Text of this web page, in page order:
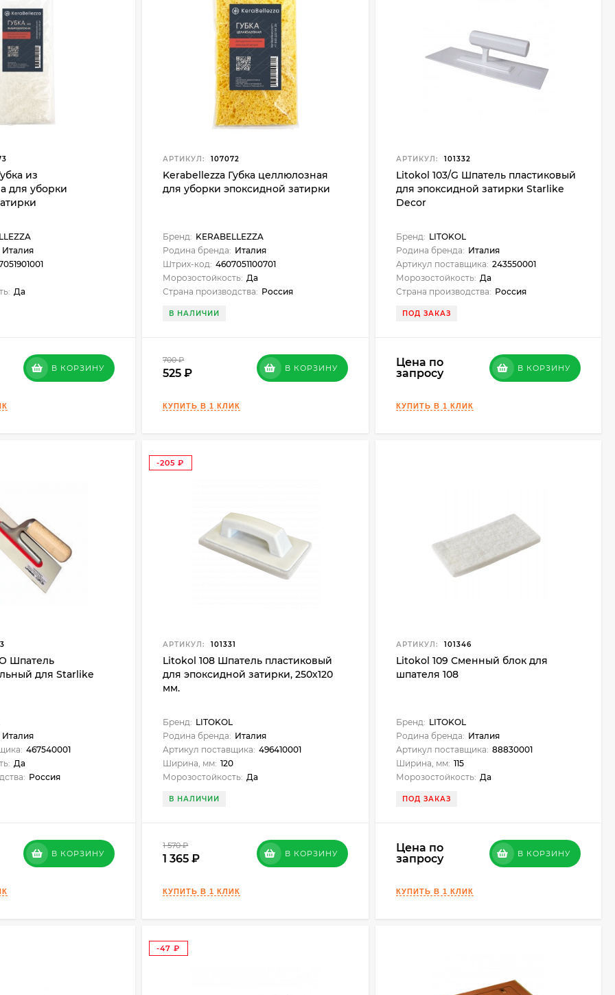
из
для уборки
Италия
Да
В КОРЗИНУ
АРТИКУЛ: 107072
Kerabellezza Губка целлюлозная
для уборки эпоксидной затирки
Бренд: KERABELLEZZA
Родина бренда: Италия
Штрих-код: 4607051100701
Морозостойкость: Да
Страна производства: Россия
В НАЛИЧИИ
700 ₽
525 В КОРЗИНУ
АРТИКУЛ: 101332
Litokol 103/G Шпатель пластиковый
для эпоксидной затирки Starlike
Decor
Бренд: LITOKOL
Родина бренда: Италия
Артикул поставщика: 243550001
Морозостойкость: Да
Страна производства: Россия
ПОД ЗАКАЗ
Цена по
запросу
В КОРЗИНУ
Шпатель
для Starlike
Италия
467540001
Да
Россия
В КОРЗИНУ
-205
АРТИКУЛ: 101331
Litokol 108 Шпатель пластиковый
для эпоксидной затирки, 250х120
мм.
Бренд: LITOKOL
Родина бренда: Италия
Артикул поставщика: 496410001
Ширина, мм: 120
Морозостойкость: Да
В НАЛИЧИИ
1 570 ₽
1 365 В КОРЗИНУ
АРТИКУЛ: 101346
Litokol 109 Сменный блок для
шпателя 108
Бренд: LITOKOL
Родина бренда: Италия
Артикул поставщика: 88830001
Ширина, мм: 115
Морозостойкость: Да
ПОД ЗАКАЗ
Цена по
запросу
В КОРЗИНУ
-47